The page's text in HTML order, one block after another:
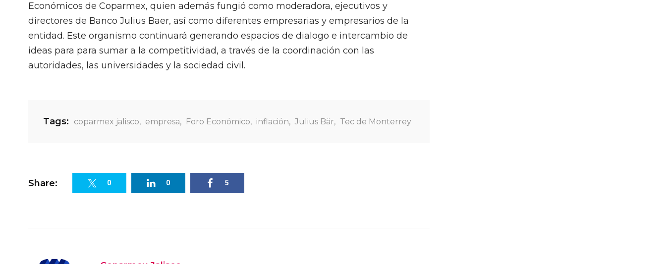
Económicos de Coparmex, quien además fungió como moderadora, ejecutivos y
directores de Banco Julius Baer, así como diferentes empresarias y empresarios de la
entidad. Este organismo continuará generando espacios de dialogo e intercambio de
ideas para para sumar a la competitividad, a través de la coordinación con las
autoridades, las universidades y la sociedad civil.
Tags: coparmex jalisco, empresa, Foro Económico, inflación, Julius Bär, Tec de Monterrey
Share: 0 0 5